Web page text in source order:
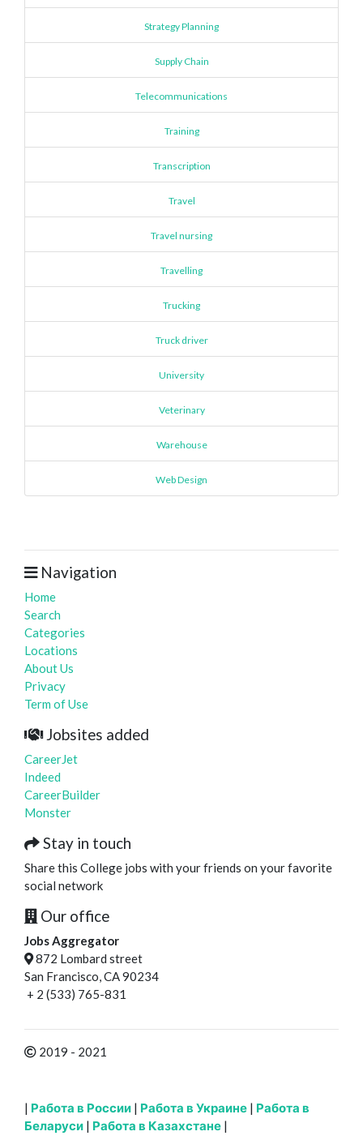
Strategy Planning
Supply Chain
Telecommunications
Training
Transcription
Travel
Travel nursing
Travelling
Trucking
Truck driver
University
Veterinary
Warehouse
Web Design
Navigation
Home
Search
Categories
Locations
About Us
Privacy
Term of Use
Jobsites added
CareerJet
Indeed
CareerBuilder
Monster
Stay in touch
Share this College jobs with your friends on your favorite
social network
Our office
Jobs Aggregator
872 Lombard street
San Francisco, CA 90234
+ 2 (533) 765-831
2019 - 2021
| Работа в России | Работа в Украине | Работа в
Беларуси | Работа в Казахстане |